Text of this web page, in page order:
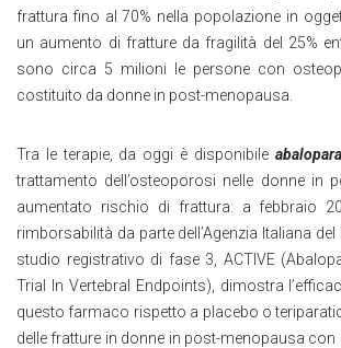
frattura fino al 70% nella popolazione in
un aumento di fratture da fragilità del 25%
sono circa 5 milioni le persone con
costituito da donne in post-menopausa.
Tra le terapie, da oggi è disponibile
trattamento dell’osteoporosi nelle donne in
aumentato rischio di frattura: a febbraio
rimborsabilità da parte dell’Agenzia Italiana
studio registrativo di fase 3, ACTIVE
Trial In Vertebral Endpoints), dimostra
questo farmaco rispetto a placebo o
delle fratture in donne in post-menopausa